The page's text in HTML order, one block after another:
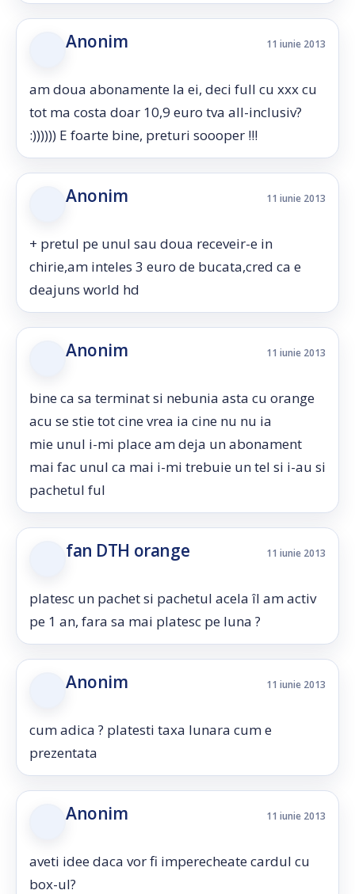
Anonim 11 iunie 2013
am doua abonamente la ei, deci full cu xxx cu
tot ma costa doar 10,9 euro tva all-inclusiv?
:)))))) E foarte bine, preturi soooper !!!
Anonim 11 iunie 2013
+ pretul pe unul sau doua receveir-e in
chirie,am inteles 3 euro de bucata,cred ca e
deajuns world hd
Anonim 11 iunie 2013
bine ca sa terminat si nebunia asta cu orange
acu se stie tot cine vrea ia cine nu nu ia
mie unul i-mi place am deja un abonament
mai fac unul ca mai i-mi trebuie un tel si i-au si
pachetul ful
fan DTH orange 11 iunie 2013
platesc un pachet si pachetul acela îl am activ
pe 1 an, fara sa mai platesc pe luna ?
Anonim 11 iunie 2013
cum adica ? platesti taxa lunara cum e
prezentata
Anonim 11 iunie 2013
aveti idee daca vor fi imperecheate cardul cu
box-ul?